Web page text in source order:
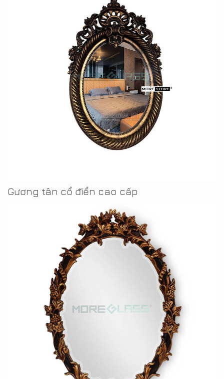
Gương tân cổ điển cao cấp